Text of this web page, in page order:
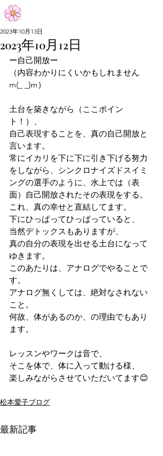
Aiko Matsumoto Official Site
2023年10月12日
2023年10月13日
ー自己開放ー
（内容わかりにくいかもしれません
m(_ _)m）
土台を築きながら（ここポイン
ト！）、
自己表現することを、真の自己開放と
言います。
常にイカリを下に下に引き下げる努力
をしながら、シンクロナイズドスイミ
ングの選手のように、水上では（表
面）自己開放されたその表現をする。
これ、真の幸せと直結してます。
下にひっぱってひっぱっていると、
当然デトックスもありますが、
真の自分の表現を出せる土台になって
ゆきます。
このあたりは、アナログでやることで
す。
アナログ無くしては、絶対なされない
こと。
何故、体があるのか、の理由でもあり
ます。
レッスンやワークは音で、
そこを体で、体に入って動ける様、
楽しみながらさせていただいてます😊
松本愛子ブログ
最新記事